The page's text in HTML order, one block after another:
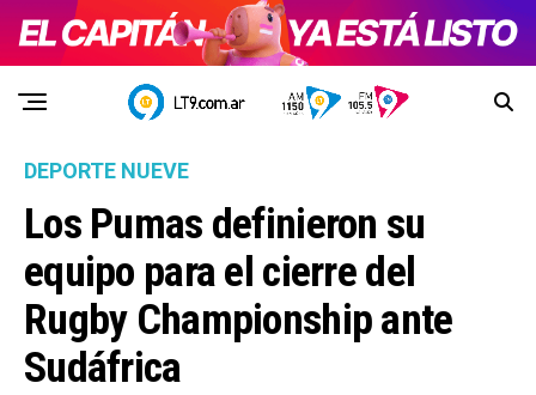
DEPORTE NUEVE
Los Pumas definieron su
equipo para el cierre del
Rugby Championship ante
Sudáfrica